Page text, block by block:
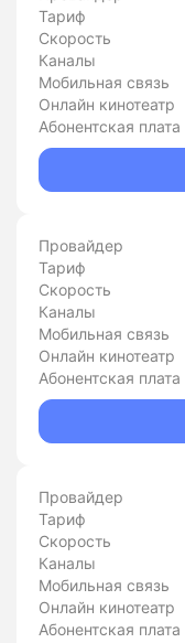
Тариф
Скорость
Каналы
Мобильная связь
Онлайн кинотеатр
Абонентская плата
Провайдер
Тариф
Скорость
Каналы
Мобильная связь
Онлайн кинотеатр
Абонентская плата
Провайдер
Тариф
Скорость
Каналы
Мобильная связь
Онлайн кинотеатр
Абонентская плата